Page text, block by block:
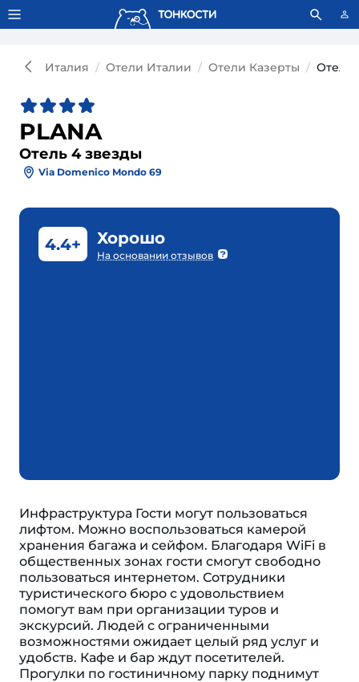
Тонкости используют сookie-файлы. Что это значит?
Италия Отели Италии Отели Казерты Отель
PLANA
Отель 4 звезды
Via Domenico Mondo 69
4.4+ Хорошо
На основании отзывов
Инфраструктура Гости могут пользоваться
лифтом. Можно воспользоваться камерой
хранения багажа и сейфом. Благодаря WiFi в
общественных зонах гости смогут свободно
пользоваться интернетом. Сотрудники
туристического бюро с удовольствием
помогут вам при организации туров и
экскурсий. Людей с ограниченными
возможностями ожидает целый ряд услуг и
удобств. Кафе и бар ждут посетителей.
Прогулки по гостиничному парку поднимут